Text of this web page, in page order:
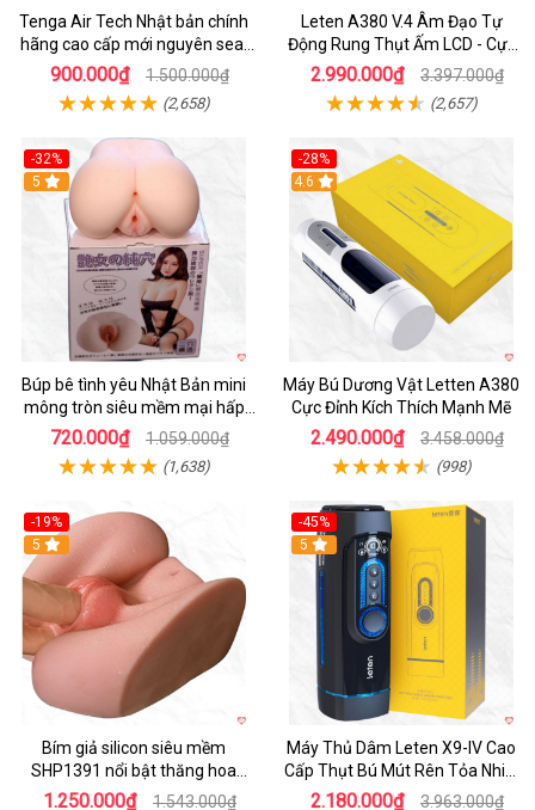
Tenga Air Tech Nhật bản chính
hãng cao cấp mới nguyên seal
giá tốt
900.000₫ 1.500.000₫
(2,658)
Leten A380 V.4 Âm Đạo Tự
Động Rung Thụt Ấm LCD - Cực
Phê
2.990.000₫ 3.397.000₫
(2,657)
-32%
Hot
5
Búp bê tình yêu Nhật Bản mini
mông tròn siêu mềm mại hấp
dẫn
720.000₫ 1.059.000₫
(1,638)
-28%
Hot
4.6
Máy Bú Dương Vật Letten A380
Cực Đỉnh Kích Thích Mạnh Mẽ
2.490.000₫ 3.458.000₫
(998)
-19%
Hot
5
Bím giả silicon siêu mềm
SHP1391 nổi bật thăng hoa
hoàn hảo
1.250.000₫ 1.543.000₫
-45%
Hot
5
Máy Thủ Dâm Leten X9-IV Cao
Cấp Thụt Bú Mút Rên Tỏa Nhiệt
Sạc Pin
2.180.000₫ 3.963.000₫